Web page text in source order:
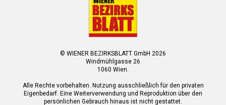
© WIENER BEZIRKSBLATT GmbH 2026
Windmühlgasse 26
1060 Wien.
Alle Rechte vorbehalten. Nutzung ausschließlich für den privaten
Eigenbedarf. Eine Weiterverwendung und Reproduktion über den
persönlichen Gebrauch hinaus ist nicht gestattet.